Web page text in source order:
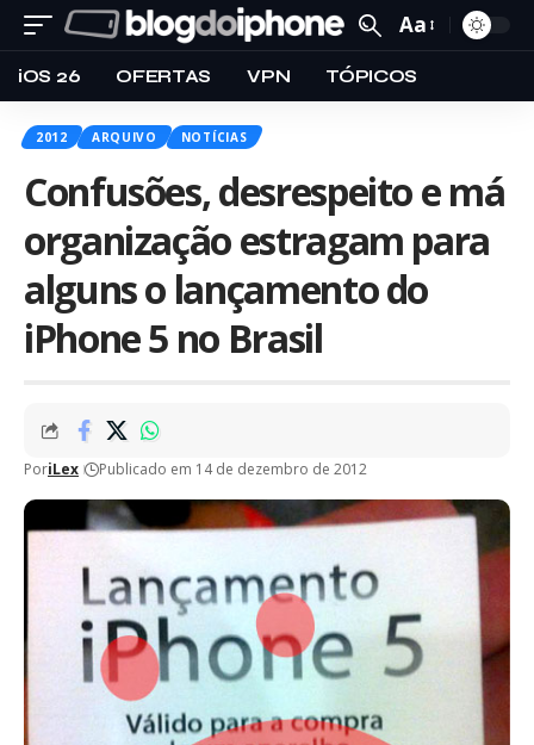
Aa
iOS 26 OFERTAS VPN TÓPICOS
2012 ARQUIVO NOTÍCIAS
Confusões, desrespeito e má
organização estragam para
alguns o lançamento do
iPhone 5 no Brasil
PoriLex Publicado em 14 de dezembro de 2012